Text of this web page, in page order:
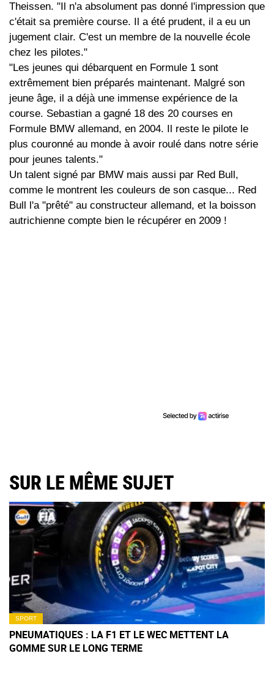
Theissen. "Il n'a absolument pas donné l'impression que
c'était sa première course. Il a été prudent, il a eu un
jugement clair. C'est un membre de la nouvelle école
chez les pilotes."
"Les jeunes qui débarquent en Formule 1 sont
extrêmement bien préparés maintenant. Malgré son
jeune âge, il a déjà une immense expérience de la
course. Sebastian a gagné 18 des 20 courses en
Formule BMW allemand, en 2004. Il reste le pilote le
plus couronné au monde à avoir roulé dans notre série
pour jeunes talents."
Un talent signé par BMW mais aussi par Red Bull,
comme le montrent les couleurs de son casque... Red
Bull l'a "prêté" au constructeur allemand, et la boisson
autrichienne compte bien le récupérer en 2009 !
SUR LE MÊME SUJET
SPORT
PNEUMATIQUES : LA F1 ET LE WEC METTENT LA
GOMME SUR LE LONG TERME